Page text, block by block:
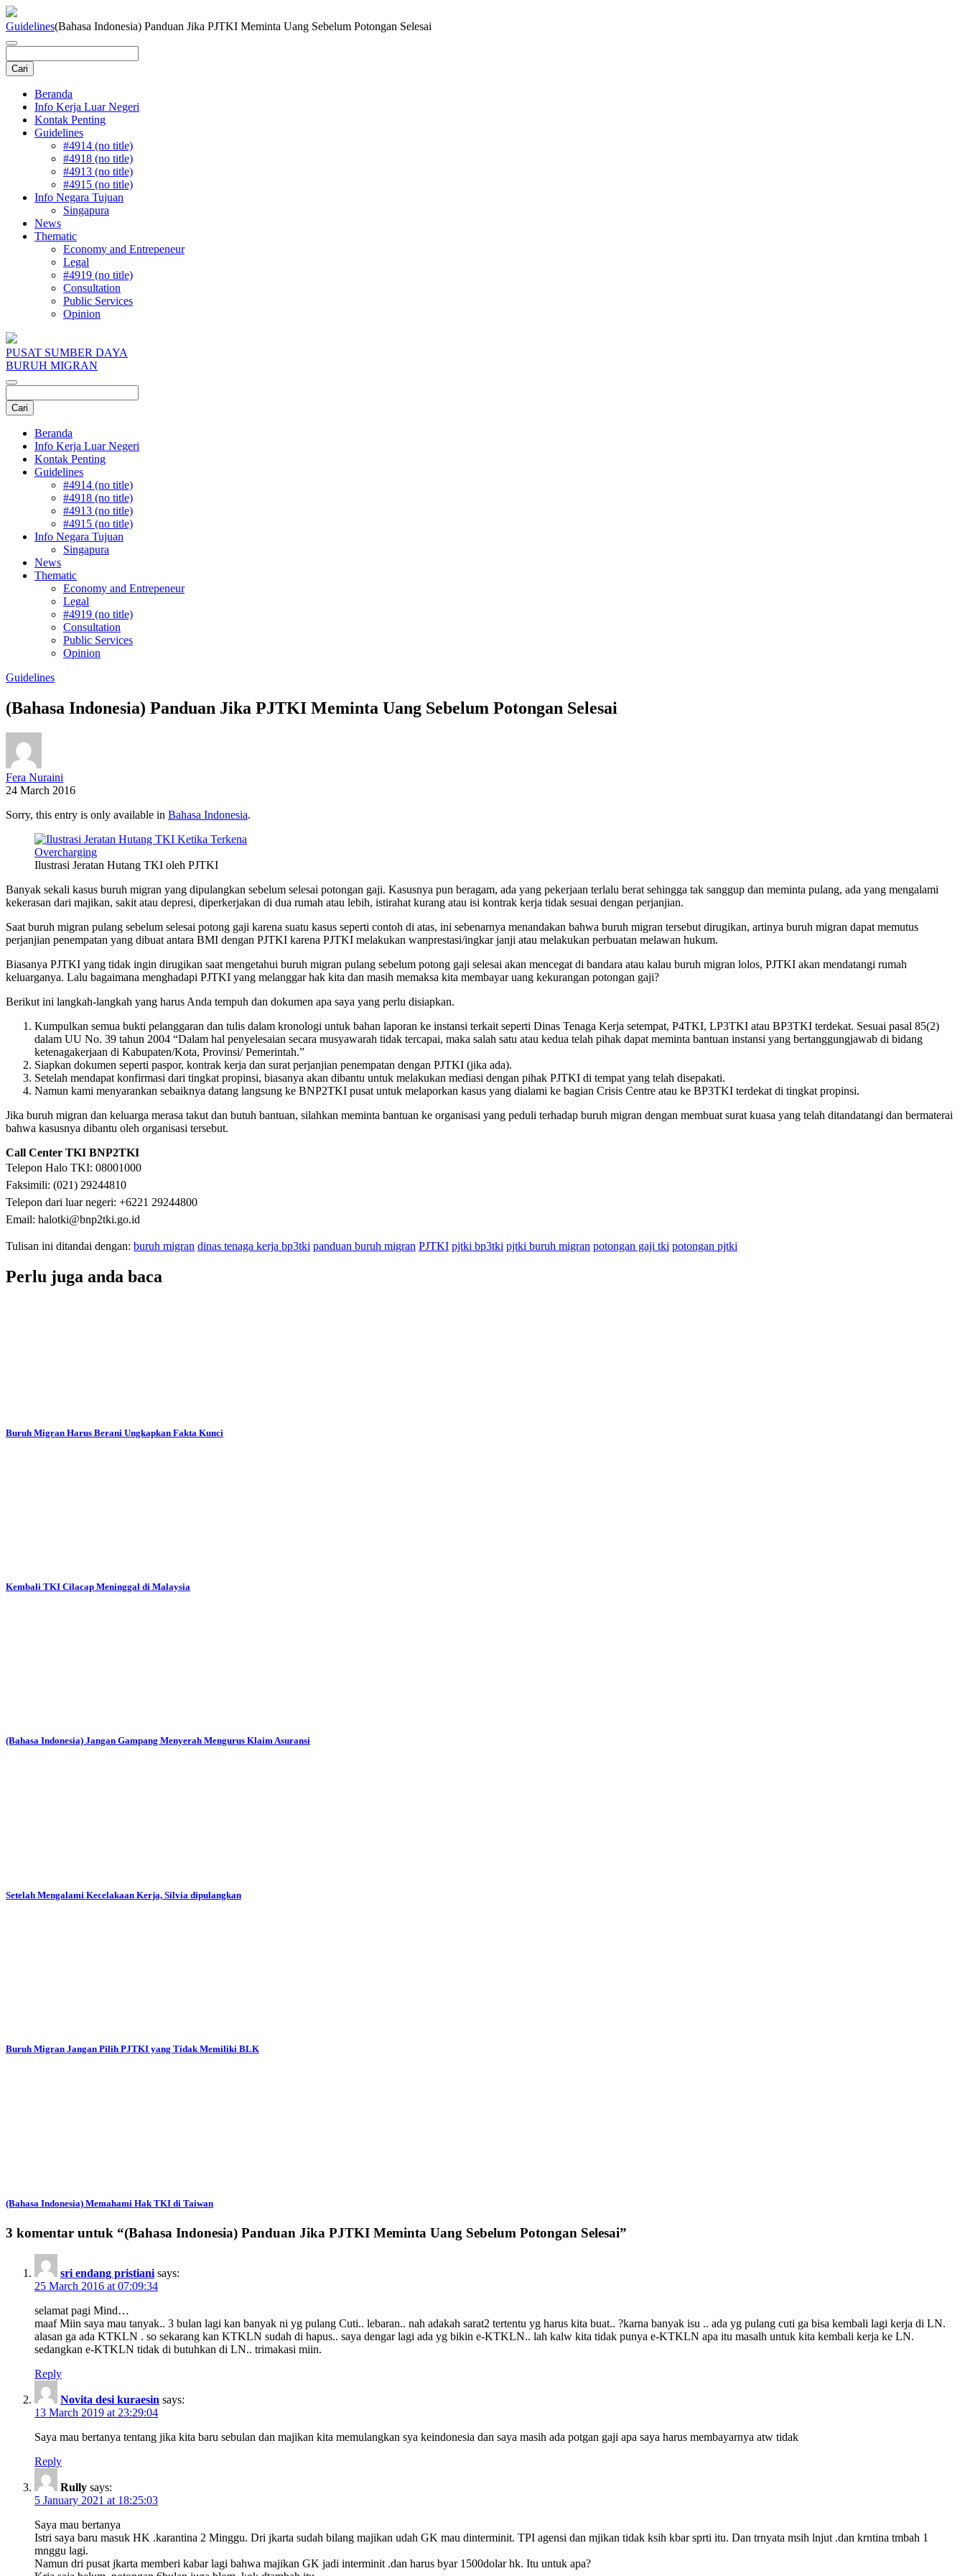
Guidelines(Bahasa Indonesia) Panduan Jika PJTKI Meminta Uang Sebelum Potongan Selesai
Beranda
Info Kerja Luar Negeri
Kontak Penting
Guidelines
#4914 (no title)
#4918 (no title)
#4913 (no title)
#4915 (no title)
Info Negara Tujuan
Singapura
News
Thematic
Economy and Entrepeneur
Legal
#4919 (no title)
Consultation
Public Services
Opinion
PUSAT SUMBER DAYA
BURUH MIGRAN
Beranda
Info Kerja Luar Negeri
Kontak Penting
Guidelines
#4914 (no title)
#4918 (no title)
#4913 (no title)
#4915 (no title)
Info Negara Tujuan
Singapura
News
Thematic
Economy and Entrepeneur
Legal
#4919 (no title)
Consultation
Public Services
Opinion
Guidelines
(Bahasa Indonesia) Panduan Jika PJTKI Meminta Uang Sebelum Potongan Selesai
Fera Nuraini
24 March 2016
Sorry, this entry is only available in Bahasa Indonesia.
Ilustrasi Jeratan Hutang TKI oleh PJTKI
Banyak sekali kasus buruh migran yang dipulangkan sebelum selesai potongan gaji. Kasusnya pun beragam, ada yang pekerjaan terlalu berat sehingga tak sanggup dan meminta pulang, ada yang mengalami
kekerasan dari majikan, sakit atau depresi, diperkerjakan di dua rumah atau lebih, istirahat kurang atau isi kontrak kerja tidak sesuai dengan perjanjian.
Saat buruh migran pulang sebelum selesai potong gaji karena suatu kasus seperti contoh di atas, ini sebenarnya menandakan bahwa buruh migran tersebut dirugikan, artinya buruh migran dapat memutus
perjanjian penempatan yang dibuat antara BMI dengan PJTKI karena PJTKI melakukan wanprestasi/ingkar janji atau melakukan perbuatan melawan hukum.
Biasanya PJTKI yang tidak ingin dirugikan saat mengetahui buruh migran pulang sebelum potong gaji selesai akan mencegat di bandara atau kalau buruh migran lolos, PJTKI akan mendatangi rumah
keluarganya. Lalu bagaimana menghadapi PJTKI yang melanggar hak kita dan masih memaksa kita membayar uang kekurangan potongan gaji?
Berikut ini langkah-langkah yang harus Anda tempuh dan dokumen apa saya yang perlu disiapkan.
Kumpulkan semua bukti pelanggaran dan tulis dalam kronologi untuk bahan laporan ke instansi terkait seperti Dinas Tenaga Kerja setempat, P4TKI, LP3TKI atau BP3TKI terdekat. Sesuai pasal 85(2)
dalam UU No. 39 tahun 2004 “Dalam hal penyelesaian secara musyawarah tidak tercapai, maka salah satu atau kedua telah pihak dapat meminta bantuan instansi yang bertanggungjawab di bidang
ketenagakerjaan di Kabupaten/Kota, Provinsi/ Pemerintah.”
Siapkan dokumen seperti paspor, kontrak kerja dan surat perjanjian penempatan dengan PJTKI (jika ada).
Setelah mendapat konfirmasi dari tingkat propinsi, biasanya akan dibantu untuk melakukan mediasi dengan pihak PJTKI di tempat yang telah disepakati.
Namun kami menyarankan sebaiknya datang langsung ke BNP2TKI pusat untuk melaporkan kasus yang dialami ke bagian Crisis Centre atau ke BP3TKI terdekat di tingkat propinsi.
Jika buruh migran dan keluarga merasa takut dan butuh bantuan, silahkan meminta bantuan ke organisasi yang peduli terhadap buruh migran dengan membuat surat kuasa yang telah ditandatangi dan bermaterai
bahwa kasusnya dibantu oleh organisasi tersebut.
Call Center TKI BNP2TKI
Telepon Halo TKI: 08001000
Faksimili: (021) 29244810
Telepon dari luar negeri: +6221 29244800
Email: halotki@bnp2tki.go.id
Tulisan ini ditandai dengan: buruh migran dinas tenaga kerja bp3tki panduan buruh migran PJTKI pjtki bp3tki pjtki buruh migran potongan gaji tki potongan pjtki
Perlu juga anda baca
Buruh Migran Harus Berani Ungkapkan Fakta Kunci
Kembali TKI Cilacap Meninggal di Malaysia
(Bahasa Indonesia) Jangan Gampang Menyerah Mengurus Klaim Asuransi
Setelah Mengalami Kecelakaan Kerja, Silvia dipulangkan
Buruh Migran Jangan Pilih PJTKI yang Tidak Memiliki BLK
(Bahasa Indonesia) Memahami Hak TKI di Taiwan
3 komentar untuk “(Bahasa Indonesia) Panduan Jika PJTKI Meminta Uang Sebelum Potongan Selesai”
sri endang pristiani says:
25 March 2016 at 07:09:34
selamat pagi Mind…
maaf Miin saya mau tanyak.. 3 bulan lagi kan banyak ni yg pulang Cuti.. lebaran.. nah adakah sarat2 tertentu yg harus kita buat.. ?karna banyak isu .. ada yg pulang cuti ga bisa kembali lagi kerja di LN.
alasan ga ada KTKLN . so sekarang kan KTKLN sudah di hapus.. saya dengar lagi ada yg bikin e-KTKLN.. lah kalw kita tidak punya e-KTKLN apa itu masalh untuk kita kembali kerja ke LN.
sedangkan e-KTKLN tidak di butuhkan di LN.. trimakasi miin.
Reply
Novita desi kuraesin says:
13 March 2019 at 23:29:04
Saya mau bertanya tentang jika kita baru sebulan dan majikan kita memulangkan sya keindonesia dan saya masih ada potgan gaji apa saya harus membayarnya atw tidak
Reply
Rully says:
5 January 2021 at 18:25:03
Saya mau bertanya
Istri saya baru masuk HK .karantina 2 Minggu. Dri jkarta sudah bilang majikan udah GK mau dinterminit. TPI agensi dan mjikan tidak ksih kbar sprti itu. Dan trnyata msih lnjut .dan krntina tmbah 1
mnggu lagi.
Namun dri pusat jkarta memberi kabar lagi bahwa majikan GK jadi interminit .dan harus byar 1500dolar hk. Itu untuk apa?